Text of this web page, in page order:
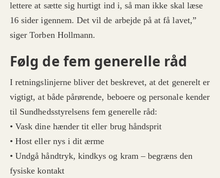
lettere at sætte sig hurtigt ind i, så man ikke skal læse
16 sider igennem. Det vil de arbejde på at få lavet,”
siger Torben Hollmann.
Følg de fem generelle råd
I retningslinjerne bliver det beskrevet, at det generelt er
vigtigt, at både pårørende, beboere og personale kender
til Sundhedsstyrelsens fem generelle råd:
• Vask dine hænder tit eller brug håndsprit
• Host eller nys i dit ærme
• Undgå håndtryk, kindkys og kram – begræns den
fysiske kontakt